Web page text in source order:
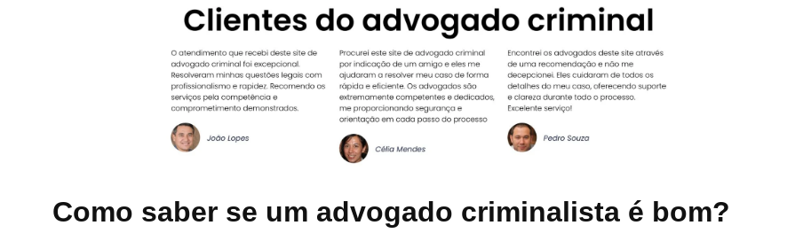
Como saber se um advogado criminalista é bom?